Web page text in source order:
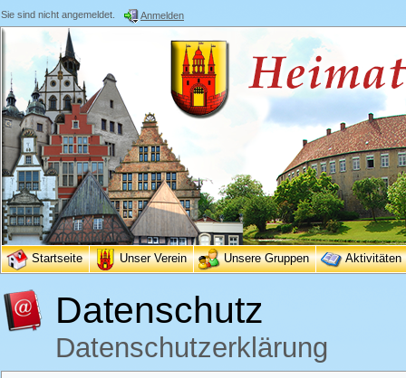
Sie sind nicht angemeldet. Anmelden
Startseite Unser Verein Unsere Gruppen Aktivitäten
Datenschutz
Datenschutzerklärung